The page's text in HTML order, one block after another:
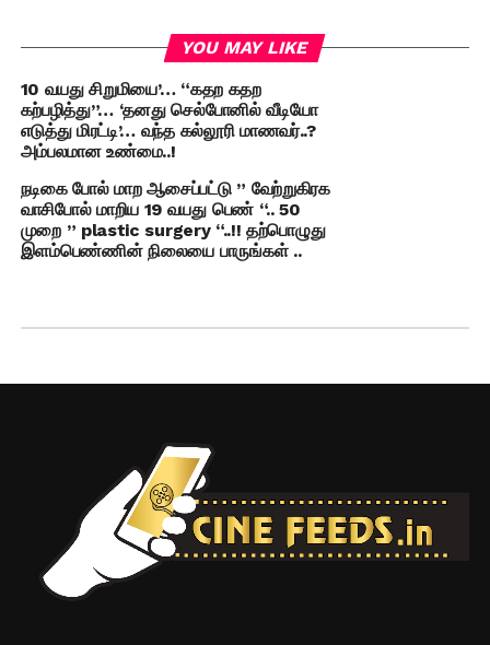
YOU MAY LIKE
10 வயது சிறுமியை’… “கதற கதற
கற்பழித்து”… ‘தனது செல்போனில் வீடியோ
எடுத்து மிரட்டி’… வந்த கல்லூரி மாணவர்..?
அம்பலமான உண்மை..!
நடிகை போல் மாற ஆசைப்பட்டு ” வேற்றுகிரக
வாசிபோல் மாறிய 19 வயது பெண் “.. 50
முறை ” plastic surgery “..!! தற்பொழுது
இளம்பெண்ணின் நிலையை பாருங்கள் ..